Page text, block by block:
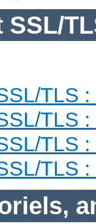
TLS
TLS
TLS
TLS :